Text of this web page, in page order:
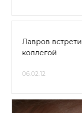
Лавров
коллегой
06.02.12